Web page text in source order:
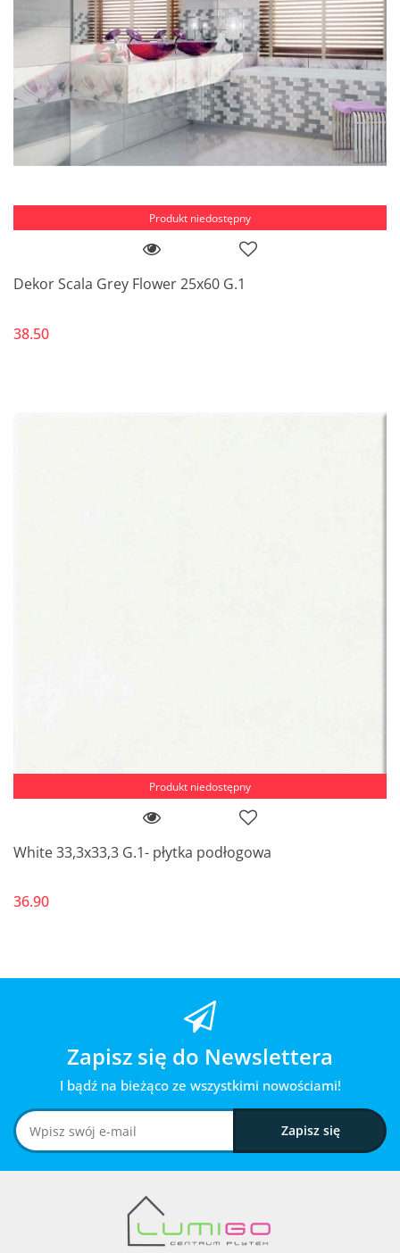
Produkt niedostępny
Dekor Scala Grey Flower 25x60 G.1
38.50
Produkt niedostępny
White 33,3x33,3 G.1- płytka podłogowa
36.90
Zapisz się do Newslettera
I bądź na bieżąco ze wszystkimi nowościami!